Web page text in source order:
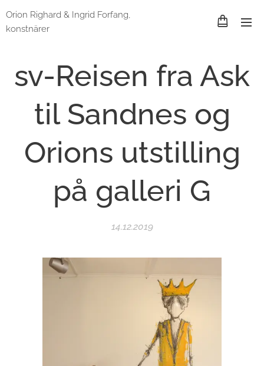
Orion Righard & Ingrid Forfang,
konstnärer
sv-Reisen fra Ask
til Sandnes og
Orions utstilling
på galleri G
14.12.2019